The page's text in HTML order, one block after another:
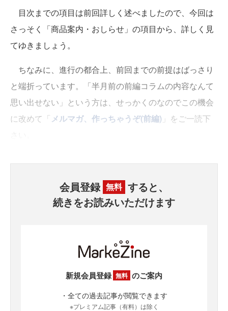
目次までの項目は前回詳しく述べましたので、今回は
さっそく「商品案内・おしらせ」の項目から、詳しく見
てゆきましょう。
ちなみに、進行の都合上、前回までの前提はばっさり
と端折っています。「半月前の前編コラムの内容なんて
思い出せない」という方は、せっかくのなのでこの機会
に改めて「メルマガ、作っちゃうぞ(前編) 」をご一読下
会員登録 無料 すると、
続きをお読みいただけます
新規会員登録 無料 のご案内
・全ての過去記事が閲覧できます
※プレミアム記事（有料）は除く